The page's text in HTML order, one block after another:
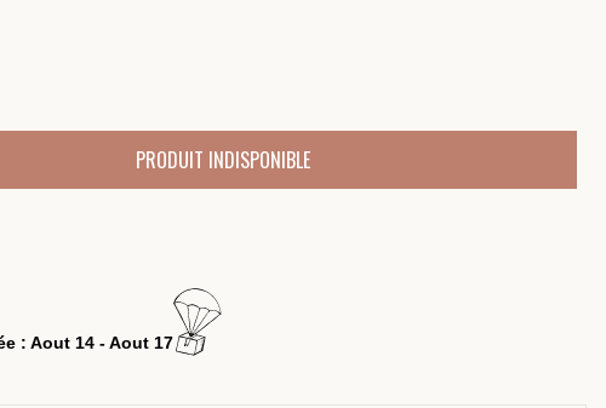
PRODUIT INDISPONIBLE
: Aout 14 - Aout 17